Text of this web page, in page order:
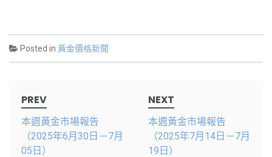
Posted in 黃金價格新聞
navigation
PREV
本週黃金市場報告
（2025年6月30日－7月
05日）
NEXT
本週黃金市場報告
（2025年7月14日－7月
19日）